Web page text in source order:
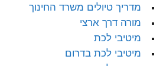
מדריך טיולים משרד החינוך
מורה דרך ארצי
מיטיבי לכת
מיטיבי לכת בדרום